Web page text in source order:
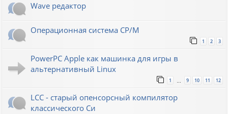
Wave редактор
Операционная система CP/M
1 2 3
PowerPC Apple как машинка для игры в
альтернативный Linux
1 … 9 10 11 12
LCC - старый опенсорсный компилятор
классического Си